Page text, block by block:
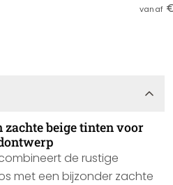
vanaf
zachte beige tinten voor
de rustige
met een bijzonder zachte